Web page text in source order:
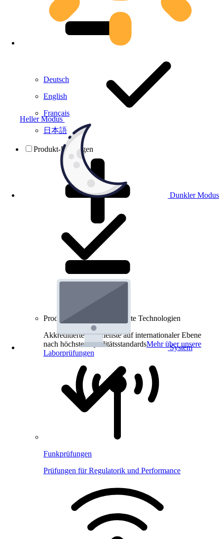
Heller Modus
Dunkler Modus
System
Deutsch
English
Français
日本語
Produkt-Prüfungen
Produkt-Prüfungen für smarte Technologien
Akkreditierte Prüfdienste auf internationaler Ebene
nach höchsten QualitätsstandardsMehr über unsere
Laborprüfungen
Funkprüfungen
Prüfungen für Regulatorik und Performance